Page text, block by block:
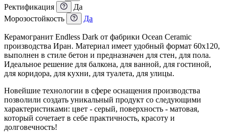
Ректификация
Да
Морозостойкость
Да
Керамогранит Endless Dark от фабрики Ocean Ceramic
производства Иран. Материал имеет удобный формат 60x120,
выполнен в стиле бетон и предназначен для стен, для пола.
Идеальное решение для балкона, для ванной, для гостиной,
для коридора, для кухни, для туалета, для улицы.
Новейшие технологии в сфере оснащения производства
позволили создать уникальный продукт со следующими
характеристиками: цвет - серый, поверхность - матовая,
который сочетает в себе практичность, красоту и
долговечность!